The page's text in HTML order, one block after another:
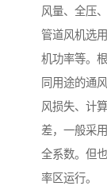
风量、全压
管道风机选
机功率等。
同用途的通
风损失、计
差，一般采
全系数。但
率区运行。